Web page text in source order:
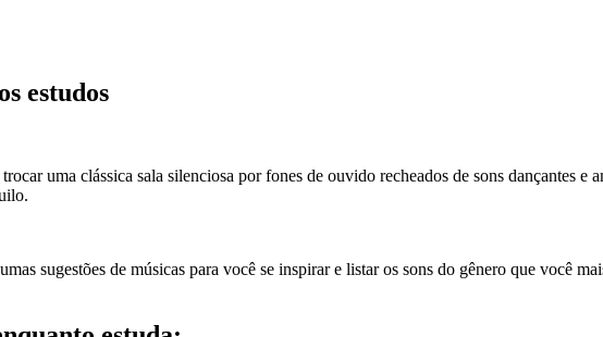
estudos
uma clássica sala silenciosa por fones de ouvido recheados de sons dançantes e
sugestões de músicas para você se inspirar e listar os sons do gênero que você